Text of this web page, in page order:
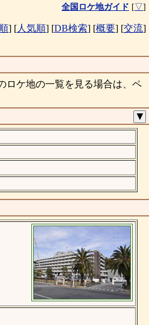
全国ロケ地ガイド [▽]
] [人気順] [DB検索] [概要] [交流]
ロケ地の一覧を見る場合は、ペ
▼